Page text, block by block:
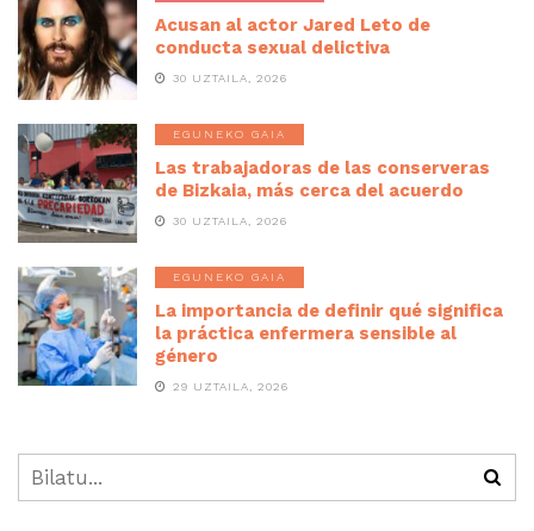
Acusan al actor Jared Leto de
conducta sexual delictiva
30 UZTAILA, 2026
EGUNEKO GAIA
Las trabajadoras de las conserveras
de Bizkaia, más cerca del acuerdo
30 UZTAILA, 2026
EGUNEKO GAIA
La importancia de definir qué significa
la práctica enfermera sensible al
género
29 UZTAILA, 2026